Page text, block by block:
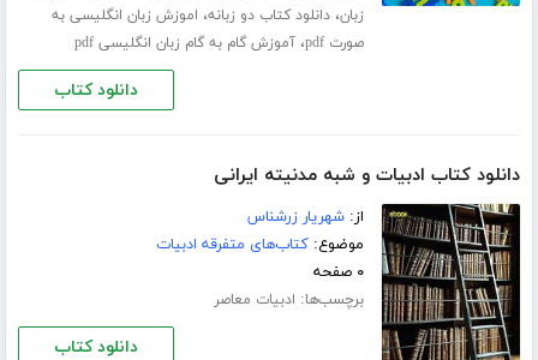
زبان،دانلود کتاب دو زبانه، اموزش زبان انگلیسی به
صورت pdf
،آموزش گام به گام زبان انگلیسی pdf
دانلود کتاب
دانلود کتاب ادبیات و شبه مدنیته ایرانی
از:شهریار زرشناس
موضوع:کتاب‌های متفرقه ادبیات
۰ صفحه
برچسب‌ها: ادبیات معاصر
دانلود کتاب